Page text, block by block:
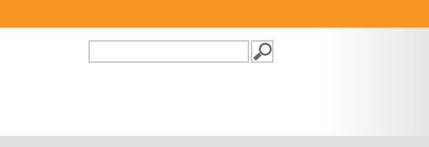
FORMULAIRE DE